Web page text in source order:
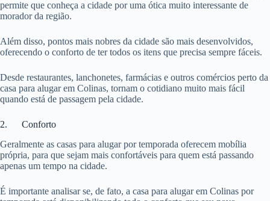
permite que conheça a cidade por uma ótica muito interessante de
morador da região.
Além disso, pontos mais nobres da cidade são mais desenvolvidos,
oferecendo o conforto de ter todos os itens que precisa sempre fáceis.
Desde restaurantes, lanchonetes, farmácias e outros comércios perto da
casa para alugar em Colinas, tornam o cotidiano muito mais fácil
quando está de passagem pela cidade.
2. Conforto
Geralmente as casas para alugar por temporada oferecem mobília
própria, para que sejam mais confortáveis para quem está passando
apenas um tempo na cidade.
É importante analisar se, de fato, a casa para alugar em Colinas por